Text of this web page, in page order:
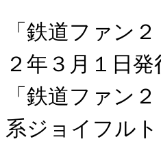
「鉄道ファン
２年３月１日
「鉄道ファン
系ジョイフル